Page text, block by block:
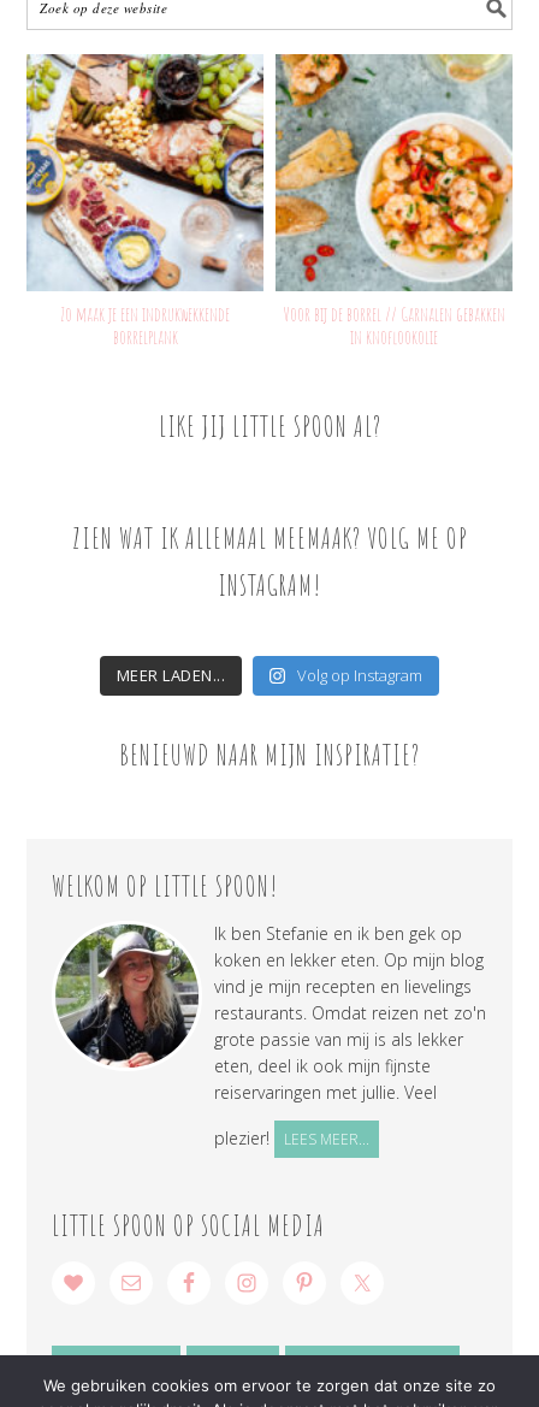
Zo maak je een indrukwekkende
borrelplank
Voor bij de borrel // Garnalen gebakken
in knoflookolie
LIKE JIJ LITTLE SPOON AL?
ZIEN WAT IK ALLEMAAL MEEMAAK? VOLG ME OP
INSTAGRAM!
MEER LADEN... Volg op Instagram
BENIEUWD NAAR MIJN INSPIRATIE?
WELKOM OP LITTLE SPOON!
Ik ben Stefanie en ik ben gek op
koken en lekker eten. Op mijn blog
vind je mijn recepten en lievelings
restaurants. Omdat reizen net zo'n
grote passie van mij is als lekker
eten, deel ik ook mijn fijnste
reiservaringen met jullie. Veel
plezier!
LEES MEER...
LITTLE SPOON OP SOCIAL MEDIA
We gebruiken cookies om ervoor te zorgen dat onze site zo